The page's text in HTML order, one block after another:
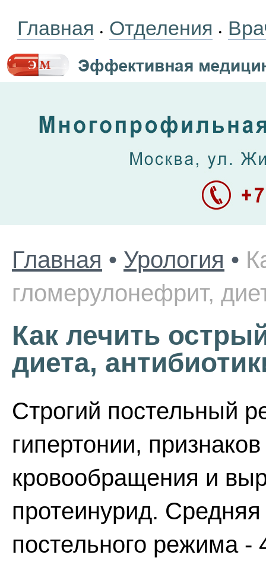
Главная • Отделения •
Главная • Урология •
гломерулонефрит,
Как лечить
диета,
Строгий постельный
гипертонии,
кровообращения и
протеинурид.
постельного режима -